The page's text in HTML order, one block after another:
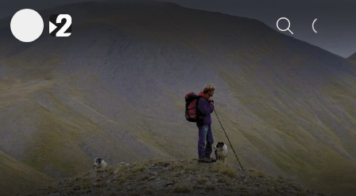
Sök